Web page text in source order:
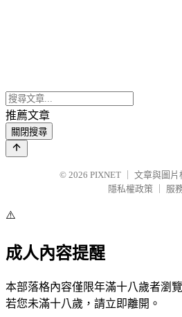
推薦文章
關閉搜尋
© 2026 PIXNET
文章與圖片
隱私權政策
服
⚠️
成人內容提醒
本部落格內容僅限年滿十八歲者瀏覽
若您未滿十八歲，請立即離開。